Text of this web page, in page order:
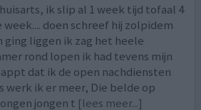
ik slip al 1 week tijd tofaal 4
doen schreef hij zolpidem
ging liggen ik zag het heele
rond lopen ik had tevens mijn
dat ik de open nachdiensten
werk ik er meer, Die belde op
jongen t [lees meer...]